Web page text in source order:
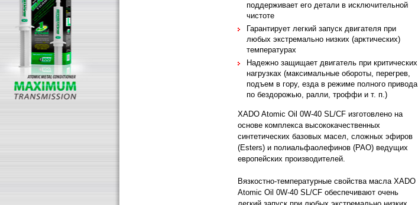
поддерживает его детали в исключительной
чистоте
Гарантирует легкий запуск двигателя при
любых экстремально низких (арктических)
температурах
Надежно защищает двигатель при критических
нагрузках (максимальные обороты, перегрев,
подъем в гору, езда в режиме полного привода
по бездорожью, ралли, троффи и т. п.)
XADO Atomic Oil 0W-40 SL/CF изготовлено на
основе комплекса высококачественных
синтетических базовых масел, сложных эфиров
(Esters) и полиальфаолефинов (РАО) ведущих
европейских производителей.
Вязкостно-температурные свойства масла XADO
Atomic Oil 0W-40 SL/CF обеспечивают очень